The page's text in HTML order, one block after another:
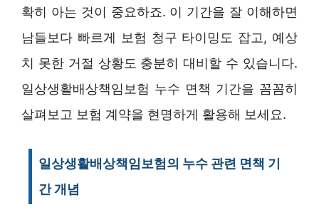
확히 아는 것이 중요하죠. 이 기간을 잘 이해하면
남들보다 빠르게 보험 청구 타이밍도 잡고, 예상
치 못한 거절 상황도 충분히 대비할 수 있습니다.
일상생활배상책임보험 누수 면책 기간을 꼼꼼히
살펴보고 보험 계약을 현명하게 활용해 보세요.
일상생활배상책임보험의 누수 관련 면책 기
간 개념